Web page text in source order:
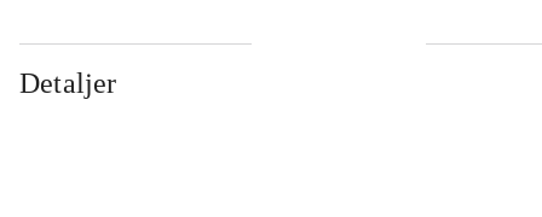
Detaljer